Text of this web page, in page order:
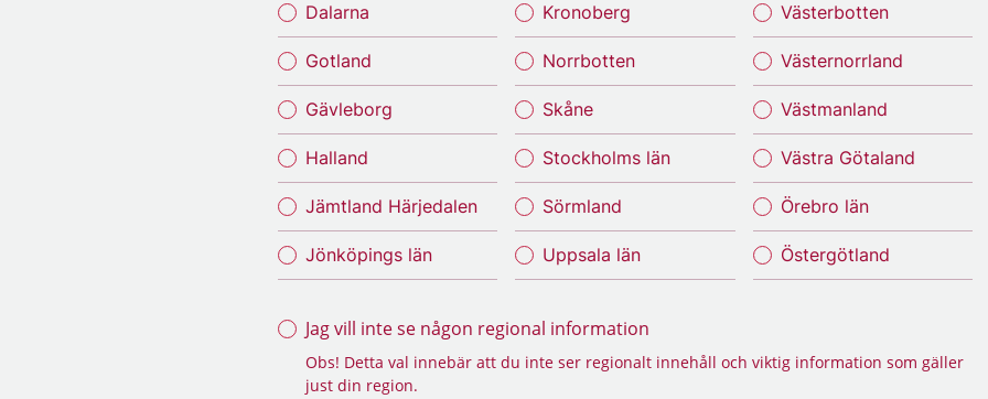
Dalarna
Gotland
Gävleborg
Halland
Jämtland Härjedalen
Jönköpings län
Kronoberg
Norrbotten
Skåne
Stockholms län
Sörmland
Uppsala län
Västerbotten
Västernorrland
Västmanland
Västra Götaland
Örebro län
Östergötland
Jag vill inte se någon regional information
Obs! Detta val innebär att du inte ser regionalt innehåll och viktig information som gäller
just din region.